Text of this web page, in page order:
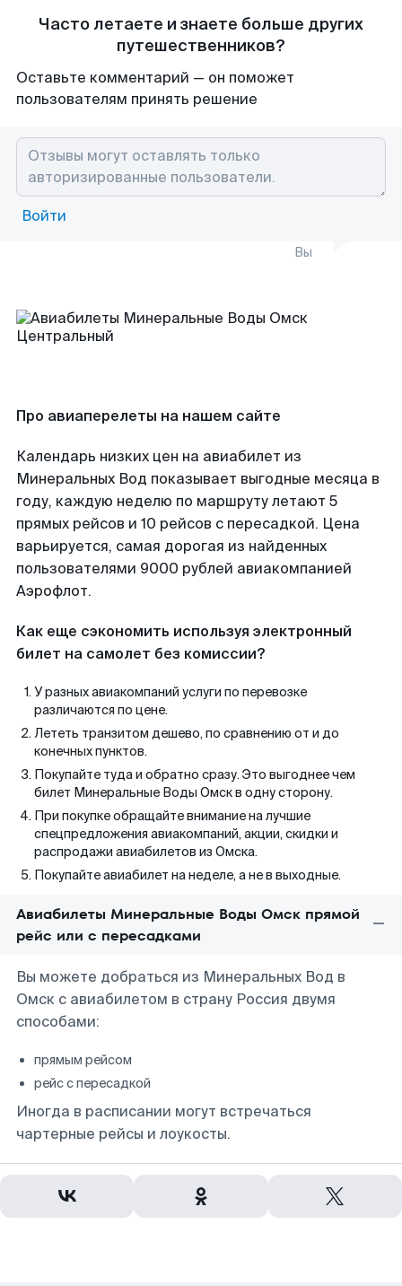
Часто летаете и знаете больше других
путешественников?
Оставьте комментарий — он поможет
пользователям принять решение
Войти
Вы
Про авиаперелеты на нашем сайте
Календарь низких цен на авиабилет из
Минеральных Вод показывает выгодные месяца в
году, каждую неделю по маршруту летают 5
прямых рейсов и 10 рейсов с пересадкой. Цена
варьируется, самая дорогая из найденных
пользователями 9000 рублей авиакомпанией
Аэрофлот.
Как еще сэкономить используя электронный
билет на самолет без комиссии?
У разных авиакомпаний услуги по перевозке
различаются по цене.
Лететь транзитом дешево, по сравнению от и до
конечных пунктов.
Покупайте туда и обратно сразу. Это выгоднее чем
билет Минеральные Воды Омск в одну сторону.
При покупке обращайте внимание на лучшие
спецпредложения авиакомпаний, акции, скидки и
распродажи авиабилетов из Омска.
Покупайте авиабилет на неделе, а не в выходные.
Авиабилеты Минеральные Воды Омск прямой
рейс или с пересадками
Вы можете добраться из Минеральных Вод в
Омск с авиабилетом в страну Россия двумя
способами:
прямым рейсом
рейс с пересадкой
Иногда в расписании могут встречаться
чартерные рейсы и лоукосты.